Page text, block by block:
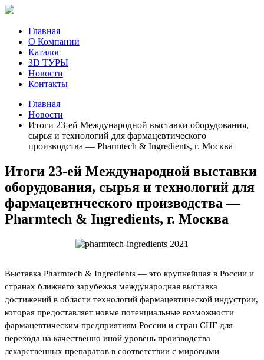
Главная
О Компании
Каталог
3D ТУРЫ
Новости
Контакты
Главная
Новости
Итоги 23-ей Международной выставки оборудования,
сырья и технологий для фармацевтического
производства — Pharmtech & Ingredients, г. Москва
Итоги 23-ей Международной выставки
оборудования, сырья и технологий для
фармацевтического производства —
Pharmtech & Ingredients, г. Москва
Выставка Pharmtech & Ingredients — это крупнейшая в России и
странах ближнего зарубежья международная выставка
достижений в области технологий фармацевтической индустрии,
которая предоставляет новые потенциальные возможности
фармацевтическим предприятиям России и стран СНГ для
перехода на качественно иной уровень производства
лекарственных препаратов в соответствии с мировыми